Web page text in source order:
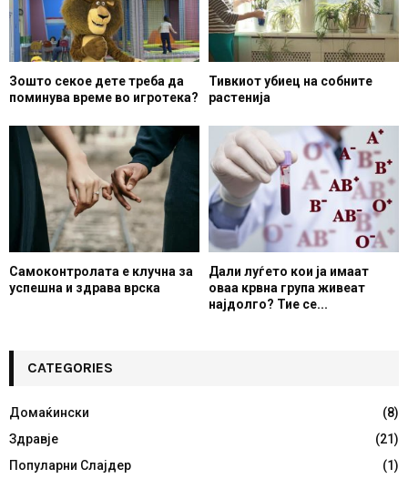
Зошто секое дете треба да
поминува време во игротека?
Тивкиот убиец на собните
растенија
Самоконтролата е клучна за
успешна и здрава врска
Дали луѓето кои ја имаат
оваа крвна група живеат
најдолго? Тие се...
CATEGORIES
Домаќински
(8)
Здравје
(21)
Популарни Слајдер
(1)